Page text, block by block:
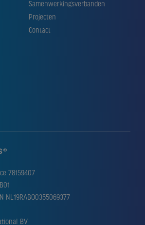
Samenwerkingsverbanden
Projecten
Contact
78159407
NL19RABO0355069377
BV